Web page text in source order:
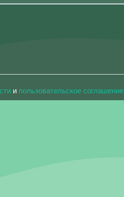
и пользовательское соглашение